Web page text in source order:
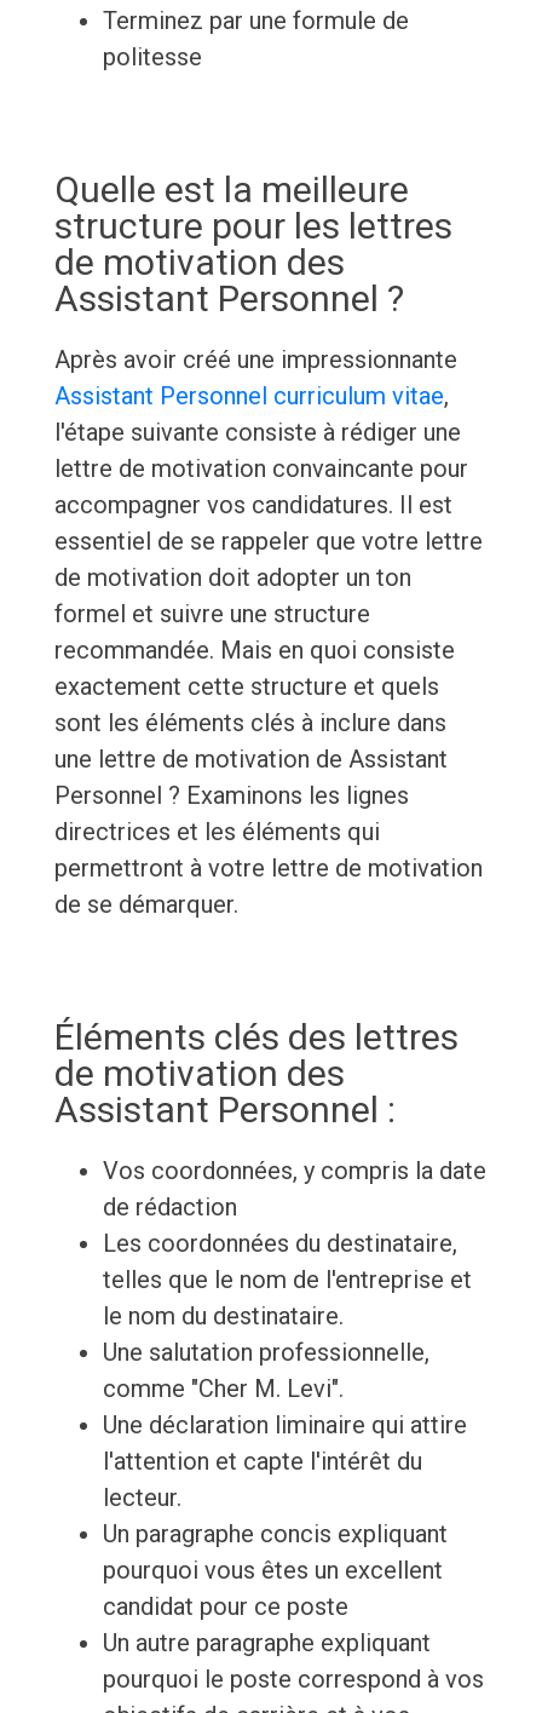
Terminez par une formule de
politesse
Quelle est la meilleure
structure pour les lettres
de motivation des
Assistant Personnel ?
Après avoir créé une impressionnante
Assistant Personnel curriculum vitae,
l'étape suivante consiste à rédiger une
lettre de motivation convaincante pour
accompagner vos candidatures. Il est
essentiel de se rappeler que votre lettre
de motivation doit adopter un ton
formel et suivre une structure
recommandée. Mais en quoi consiste
exactement cette structure et quels
sont les éléments clés à inclure dans
une lettre de motivation de Assistant
Personnel ? Examinons les lignes
directrices et les éléments qui
permettront à votre lettre de motivation
de se démarquer.
Éléments clés des lettres
de motivation des
Assistant Personnel :
Vos coordonnées, y compris la date
de rédaction
Les coordonnées du destinataire,
telles que le nom de l'entreprise et
le nom du destinataire.
Une salutation professionnelle,
comme "Cher M. Levi".
Une déclaration liminaire qui attire
l'attention et capte l'intérêt du
lecteur.
Un paragraphe concis expliquant
pourquoi vous êtes un excellent
candidat pour ce poste
Un autre paragraphe expliquant
pourquoi le poste correspond à vos